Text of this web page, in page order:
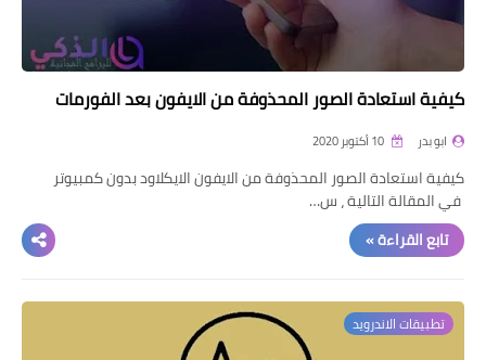
كيفية استعادة الصور المحذوفة من الايفون بعد الفورمات
ابو بدر
كيفية استعادة الصور المحذوفة من الايفون الايكلاود بدون كمبيوتر
في المقالة التالية ، س…
تابع القراءة »
تطبيقات الاندرويد